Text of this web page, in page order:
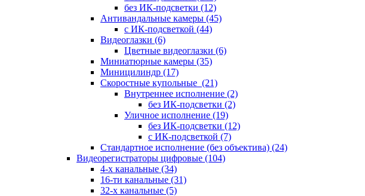
без ИК-подсветки (12)
Антивандальные камеры (45)
с ИК-подсветкой (44)
Видеоглазки (6)
Цветные видеоглазки (6)
Миниатюрные камеры (35)
Миницилиндр (17)
Скоростные купольные (21)
Внутреннее исполнение (2)
без ИК-подсветки (2)
Уличное исполнение (19)
без ИК-подсветки (12)
с ИК-подсветкой (7)
Стандартное исполнение (без объектива) (24)
Видеорегистраторы цифровые (104)
4-х канальные (34)
16-ти канальные (31)
32-х канальные (5)